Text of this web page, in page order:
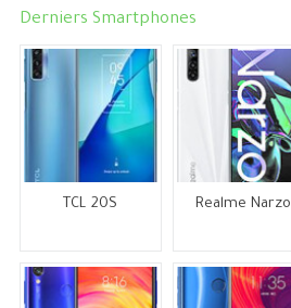
Derniers Smartphones
TCL 20S Realme Narzo